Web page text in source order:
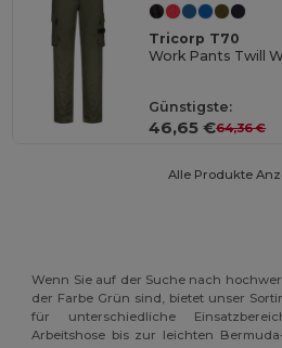
Tricorp T70
Günstigste:
46,65 €64,36 €
Alle Produkte
Wenn Sie auf der Suche nach
der Farbe Grün sind, bietet unser
für unterschiedliche
Arbeitshose bis zur leichten